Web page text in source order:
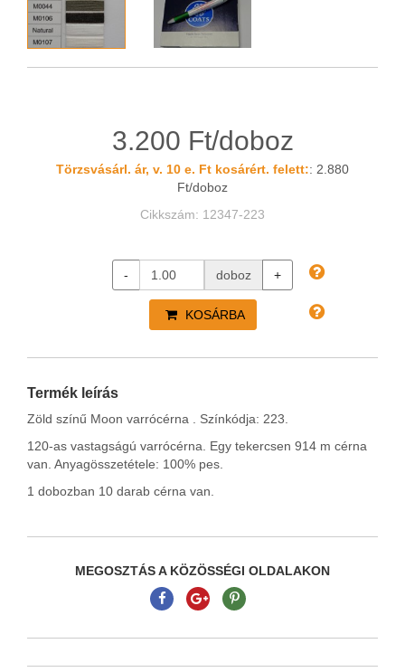
3.200 Ft/doboz
Törzsvásárl. ár, v. 10 e. Ft kosárért. felett:: 2.880
Ft/doboz
Cikkszám: 12347-223
- doboz +
KOSÁRBA
Termék leírás
Zöld színű Moon varrócérna . Színkódja: 223.
120-as vastagságú varrócérna. Egy tekercsen 914 m cérna
van. Anyagösszetétele: 100% pes.
1 dobozban 10 darab cérna van.
MEGOSZTÁS A KÖZÖSSÉGI OLDALAKON